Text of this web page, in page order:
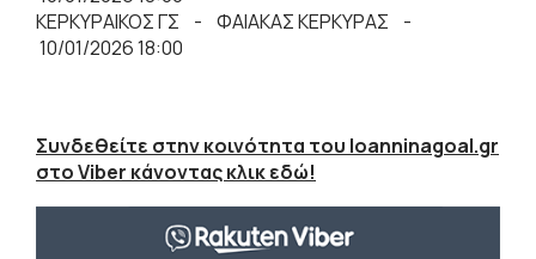
ΚΕΡΚΥΡΑΙΚΟΣ ΓΣ - ΦΑΙΑΚΑΣ ΚΕΡΚΥΡΑΣ -
10/01/2026 18:00
Συνδεθείτε στην κοινότητα του Ioanninagoal.gr
στο Viber κάνοντας κλικ εδώ!